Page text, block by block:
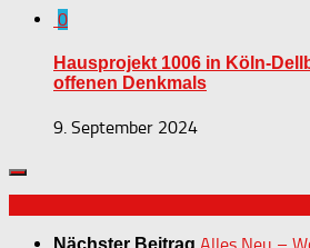
0
Hausprojekt 1006 in Köln-
offenen Denkmals
9. September 2024